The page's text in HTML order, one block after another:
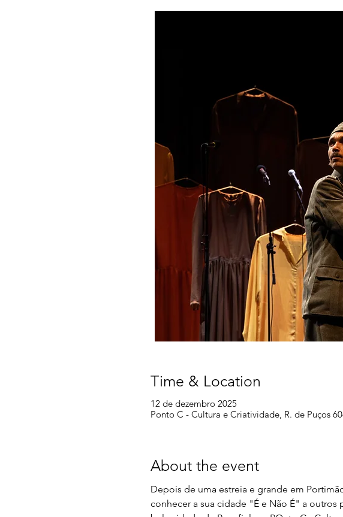
Time & Location
12 de dezembro 2025
Ponto C - Cultura e Criatividade, R. de Puços
About the event
Depois de uma estreia e grande em
conhecer a sua cidade "É e Não É" a